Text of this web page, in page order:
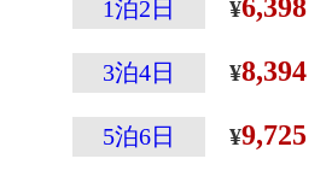
1泊2日 6,398
3泊4日 8,394
5泊6日 9,725